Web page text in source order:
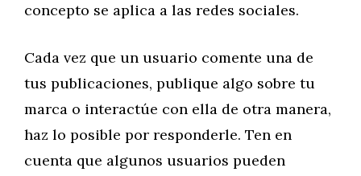
concepto se aplica a las redes sociales.
Cada vez que un usuario comente una de
tus publicaciones, publique algo sobre tu
marca o interactúe con ella de otra manera,
haz lo posible por responderle. Ten en
cuenta que algunos usuarios pueden